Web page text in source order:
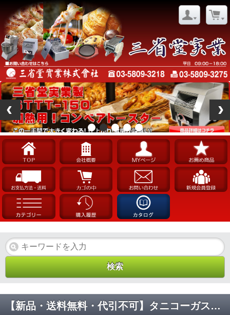
【新品・送料無料・代引不可】タニコーガスローレンジ 「スープレンジ」 TGP-90 2口 W900*D600*H450(mm)